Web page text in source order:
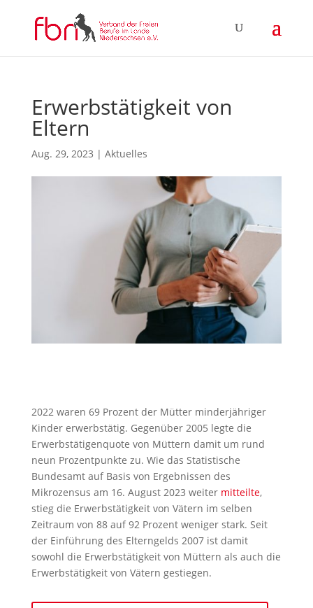
Erwerbstätigkeit von
Eltern
Aug. 29, 2023 | Aktuelles
2022 waren 69 Prozent der Mütter minderjähriger
Kinder erwerbstätig. Gegenüber 2005 legte die
Erwerbstätigenquote von Müttern damit um rund
neun Prozentpunkte zu. Wie das Statistische
Bundesamt auf Basis von Ergebnissen des
Mikrozensus am 16. August 2023 weiter mitteilte,
stieg die Erwerbstätigkeit von Vätern im selben
Zeitraum von 88 auf 92 Prozent weniger stark. Seit
der Einführung des Elterngelds 2007 ist damit
sowohl die Erwerbstätigkeit von Müttern als auch die
Erwerbstätigkeit von Vätern gestiegen.